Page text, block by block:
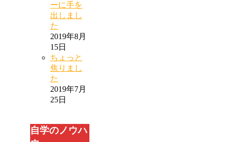
ーに手を
出しまし
た
2019年8月
15日
ちょっと
焦りまし
た
2019年7月
25日
自学のノウハ